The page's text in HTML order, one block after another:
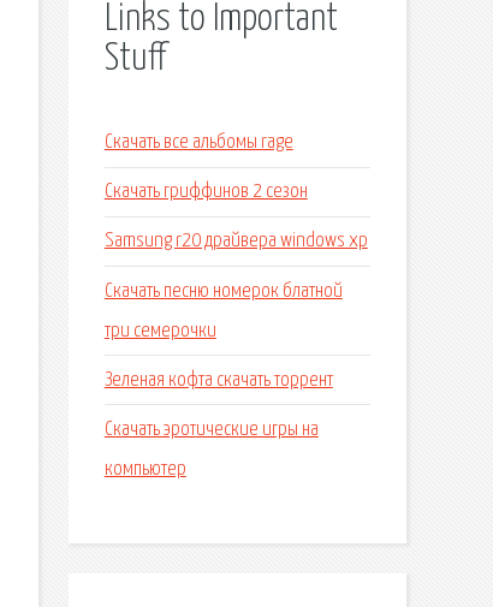
Links to Important
Stuff
Скачать все альбомы rage
Скачать гриффинов 2 сезон
Samsung r20 драйвера windows xp
Скачать песню номерок блатной
три семерочки
Зеленая кофта скачать торрент
Скачать эротические игры на
компьютер